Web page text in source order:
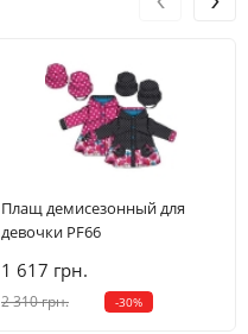
Плащ демисезонный для
девочки PF66
1 617 грн.
2 310 грн. -30%